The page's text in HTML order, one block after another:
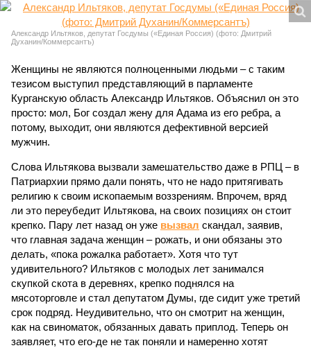
Александр Ильтяков, депутат Госдумы («Единая Россия) (фото: Дмитрий
Духанин/Коммерсантъ)
Женщины не являются полноценными людьми – с таким
тезисом выступил представляющий в парламенте
Курганскую область Александр Ильтяков. Объяснил он это
просто: мол, Бог создал жену для Адама из его ребра, а
потому, выходит, они являются дефективной версией
мужчин.
Слова Ильтякова вызвали замешательство даже в РПЦ – в
Патриархии прямо дали понять, что не надо притягивать
религию к своим ископаемым воззрениям. Впрочем, вряд
ли это переубедит Ильтякова, на своих позициях он стоит
крепко. Пару лет назад он уже вызвал скандал, заявив,
что главная задача женщин – рожать, и они обязаны это
делать, «пока рожалка работает». Хотя что тут
удивительного? Ильтяков с молодых лет занимался
скупкой скота в деревнях, крепко поднялся на
мясоторговле и стал депутатом Думы, где сидит уже третий
срок подряд. Неудивительно, что он смотрит на женщин,
как на свиноматок, обязанных давать приплод. Теперь он
заявляет, что его-де не так поняли и намеренно хотят